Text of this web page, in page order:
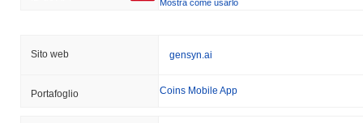
Mostra come usarlo
Sito web gensyn.ai
Portafoglio Coins Mobile App